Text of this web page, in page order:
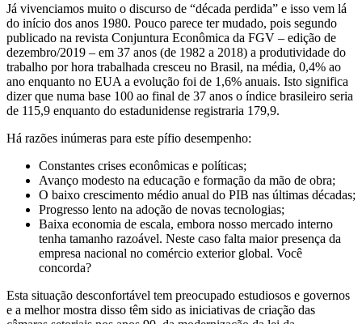
Já vivenciamos muito o discurso de “década perdida” e isso vem lá
do início dos anos 1980. Pouco parece ter mudado, pois segundo
publicado na revista Conjuntura Econômica da FGV – edição de
dezembro/2019 – em 37 anos (de 1982 a 2018) a produtividade do
trabalho por hora trabalhada cresceu no Brasil, na média, 0,4% ao
ano enquanto no EUA a evolução foi de 1,6% anuais. Isto significa
dizer que numa base 100 ao final de 37 anos o índice brasileiro seria
de 115,9 enquanto do estadunidense registraria 179,9.
Há razões inúmeras para este pífio desempenho:
Constantes crises econômicas e políticas;
Avanço modesto na educação e formação da mão de obra;
O baixo crescimento médio anual do PIB nas últimas décadas;
Progresso lento na adoção de novas tecnologias;
Baixa economia de escala, embora nosso mercado interno
tenha tamanho razoável. Neste caso falta maior presença da
empresa nacional no comércio exterior global. Você
concorda?
Esta situação desconfortável tem preocupado estudiosos e governos
e a melhor mostra disso têm sido as iniciativas de criação das